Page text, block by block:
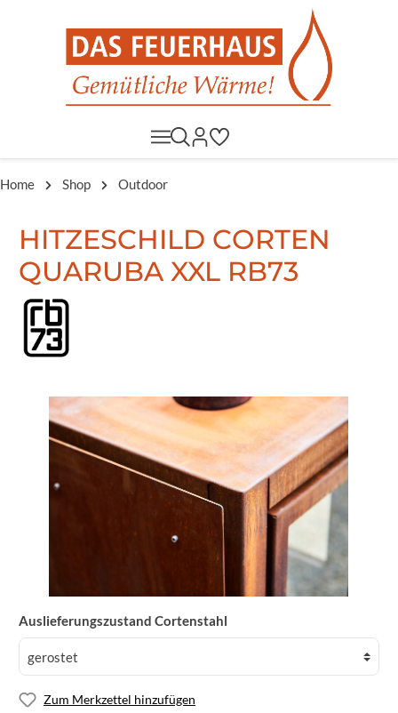
Home Shop Outdoor
HITZESCHILD CORTEN
QUARUBA XXL RB73
Auslieferungszustand Cortenstahl
Zum Merkzettel hinzufügen